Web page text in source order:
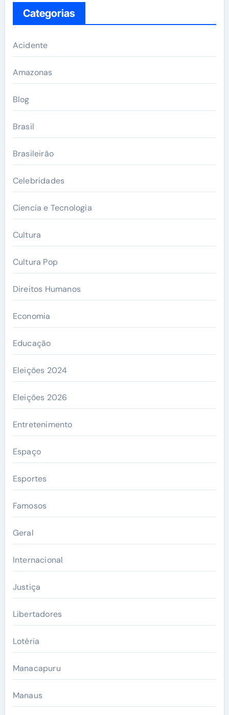
Categorias
Acidente
Amazonas
Blog
Brasil
Brasileirão
Celebridades
Ciencia e Tecnologia
Cultura
Cultura Pop
Direitos Humanos
Economia
Educação
Eleições 2024
Eleições 2026
Entretenimento
Espaço
Esportes
Famosos
Geral
Internacional
Justiça
Libertadores
Lotéria
Manacapuru
Manaus